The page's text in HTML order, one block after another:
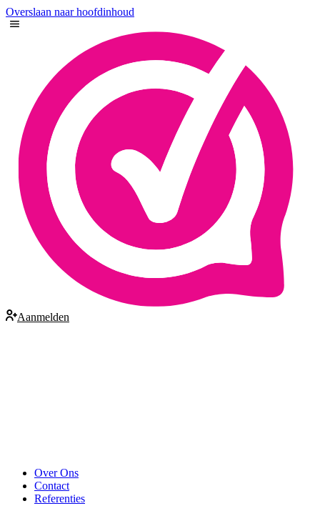
Overslaan naar hoofdinhoud
Aanmelden
Over Ons
Contact
Referenties